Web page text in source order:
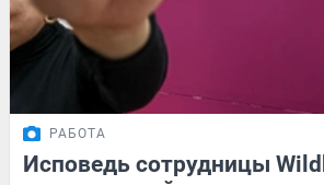
РАБОТА
Исповедь сотрудницы